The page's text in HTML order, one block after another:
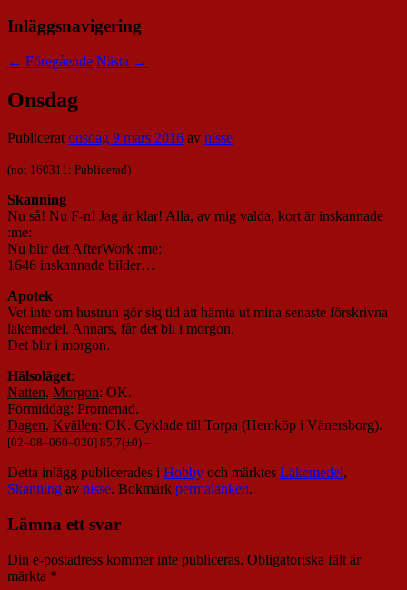
Inläggsnavigering
← Föregående Nästa →
Onsdag
Publiceratonsdag 9 mars 2016 av nisse
(not 160311: Publicerad)
Skanning
Nu så! Nu F-n! Jag är klar! Alla, av mig valda, kort är inskannade
:me:
Nu blir det AfterWork :me:
1646 inskannade bilder…
Apotek
Vet inte om hustrun gör sig tid att hämta ut mina senaste förskrivna
läkemedel. Annars, får det bli i morgon.
Det blir i morgon.
Hälsoläget:
Natten, Morgon: OK.
Förmiddag: Promenad.
Dagen, Kvällen: OK. Cyklade till Torpa (Hemköp i Vänersborg).
[02–08–060–020] 85,7(±0) –
Detta inlägg publicerades i Hobby och märktes Läkemedel,
Skanning av nisse. Bokmärk permalänken.
Lämna ett svar
Din e-postadress kommer inte publiceras. Obligatoriska fält är
märkta *